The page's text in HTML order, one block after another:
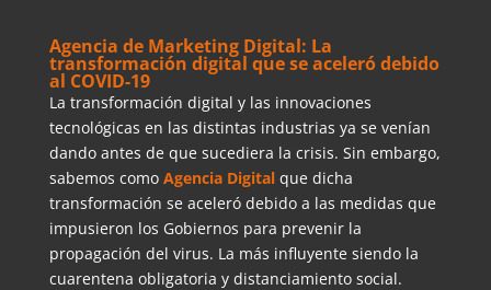
Agencia de Marketing Digital: La
transformación digital que se aceleró debido
al COVID-19
La transformación digital y las innovaciones
tecnológicas en las distintas industrias ya se venían
dando antes de que sucediera la crisis. Sin embargo,
sabemos como Agencia Digital que dicha
transformación se aceleró debido a las medidas que
impusieron los Gobiernos para prevenir la
propagación del virus. La más influyente siendo la
cuarentena obligatoria y distanciamiento social.